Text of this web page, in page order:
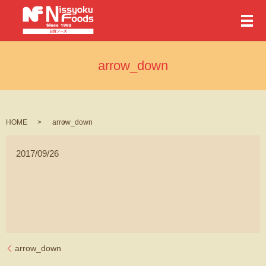
メ
arrow_down
HOME arrow_down
2017/09/26
arrow_down